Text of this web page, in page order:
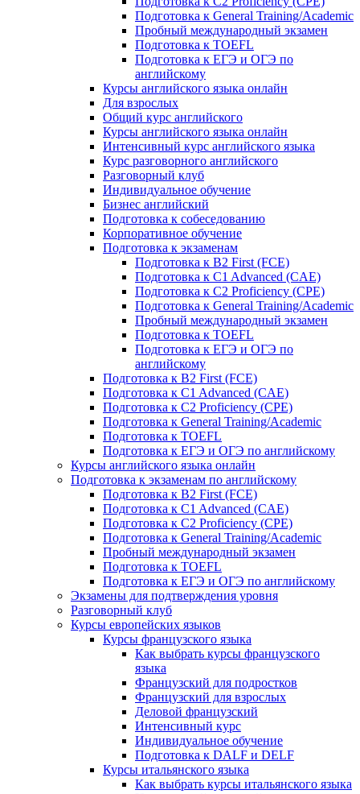
Подготовка к General Training/Academic
Пробный международный экзамен
Подготовка к TOEFL
Подготовка к ЕГЭ и ОГЭ по
английскому
Курсы английского языка онлайн
Для взрослых
Общий курс английского
Курсы английского языка онлайн
Интенсивный курс английского языка
Курс разговорного английского
Разговорный клуб
Индивидуальное обучение
Бизнес английский
Подготовка к собеседованию
Корпоративное обучение
Подготовка к экзаменам
Подготовка к B2 First (FCE)
Подготовка к C1 Advanced (CAE)
Подготовка к C2 Proficiency (CPE)
Подготовка к General Training/Academic
Пробный международный экзамен
Подготовка к TOEFL
Подготовка к ЕГЭ и ОГЭ по
английскому
Подготовка к B2 First (FCE)
Подготовка к C1 Advanced (CAE)
Подготовка к C2 Proficiency (CPE)
Подготовка к General Training/Academic
Подготовка к TOEFL
Подготовка к ЕГЭ и ОГЭ по английскому
Курсы английского языка онлайн
Подготовка к экзаменам по английскому
Подготовка к B2 First (FCE)
Подготовка к C1 Advanced (CAE)
Подготовка к C2 Proficiency (CPE)
Подготовка к General Training/Academic
Пробный международный экзамен
Подготовка к TOEFL
Подготовка к ЕГЭ и ОГЭ по английскому
Экзамены для подтверждения уровня
Разговорный клуб
Курсы европейских языков
Курсы французского языка
Как выбрать курсы французского
языка
Французский для подростков
Французский для взрослых
Деловой французский
Интенсивный курс
Индивидуальное обучение
Подготовка к DALF и DELF
Курсы итальянского языка
Как выбрать курсы итальянского языка